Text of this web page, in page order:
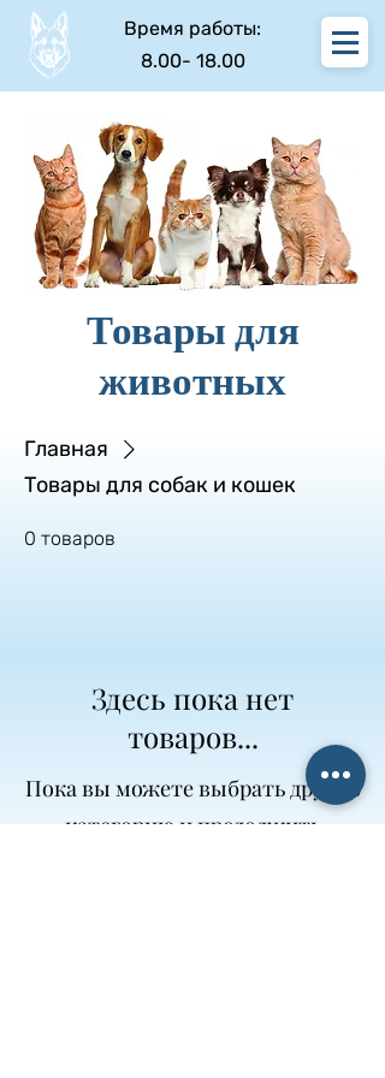
Время работы:
8.00- 18.00
Товары для
животных
Главная
Товары для собак и кошек
0 товаров
Здесь пока нет
товаров...
Пока вы можете выбрать другую
категорию и продолжить